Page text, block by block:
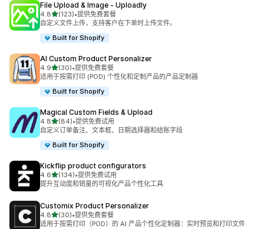
File Upload & Image ‑ Uploadly
4.8星（满分 5 星）
(123)
总共 123 条评论
•提供免费套餐
自定义文件上传，支持客户在下单时上传文件。
Built for Shopify
AI Custom Product Personalizer
4.9星（满分 5 星）
(30)
总共 30 条评论
•提供免费套餐
适用于按需打印 (POD) 个性化和定制产品的产品定制器
Built for Shopify
Magical Custom Fields & Upload
4.8星（满分 5 星）
(84)
总共 84 条评论
•提供免费试用
自定义订单备注、文本框、日期选择器和结账字段
Built for Shopify
Kickflip product configurators
4.6星（满分 5 星）
(134)
总共 134 条评论
•提供免费试用
提升互动度和销量的可视化产品个性化工具
Customix Product Personalizer
4.8星（满分 5 星）
(30)
总共 30 条评论
•提供免费套餐
适用于按需打印（POD）的 AI 产品个性化定制器：实时预览和打印文件